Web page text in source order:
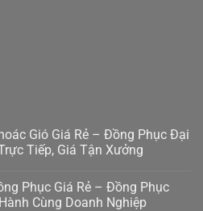
Gió Giá Rẻ – Đồng Phục Đại
Tiếp, Giá Tận Xưởng
Phục Giá Rẻ – Đồng Phục
Cùng Doanh Nghiệp